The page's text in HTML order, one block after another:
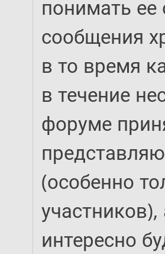
понимать ее
сообщения
в то время
в течение
форуме
(особенно
интересно